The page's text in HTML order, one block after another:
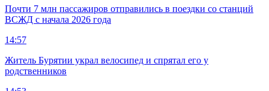
Почти 7 млн пассажиров отправились в поездки со станций
ВСЖД с начала 2026 года
14:57
Житель Бурятии украл велосипед и спрятал его у
родственников